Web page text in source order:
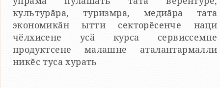
культурӑра, туризмра, медиӑра тата
экономикӑн ытти секторӗсенче наци
чӗлхисене усӑ курса сервиссемпе
продуктсене малашне аталантармалли
никӗс туса хурать